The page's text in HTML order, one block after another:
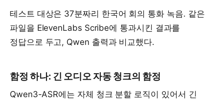
테스트 대상은 37분짜리 한국어 회의 통화 녹음. 같은
파일을 ElevenLabs Scribe에 통과시킨 결과를
정답으로 두고, Qwen 출력과 비교했다.
함정 하나: 긴 오디오 자동 청크의 함정
Qwen3-ASR에는 자체 청크 분할 로직이 있어서 긴